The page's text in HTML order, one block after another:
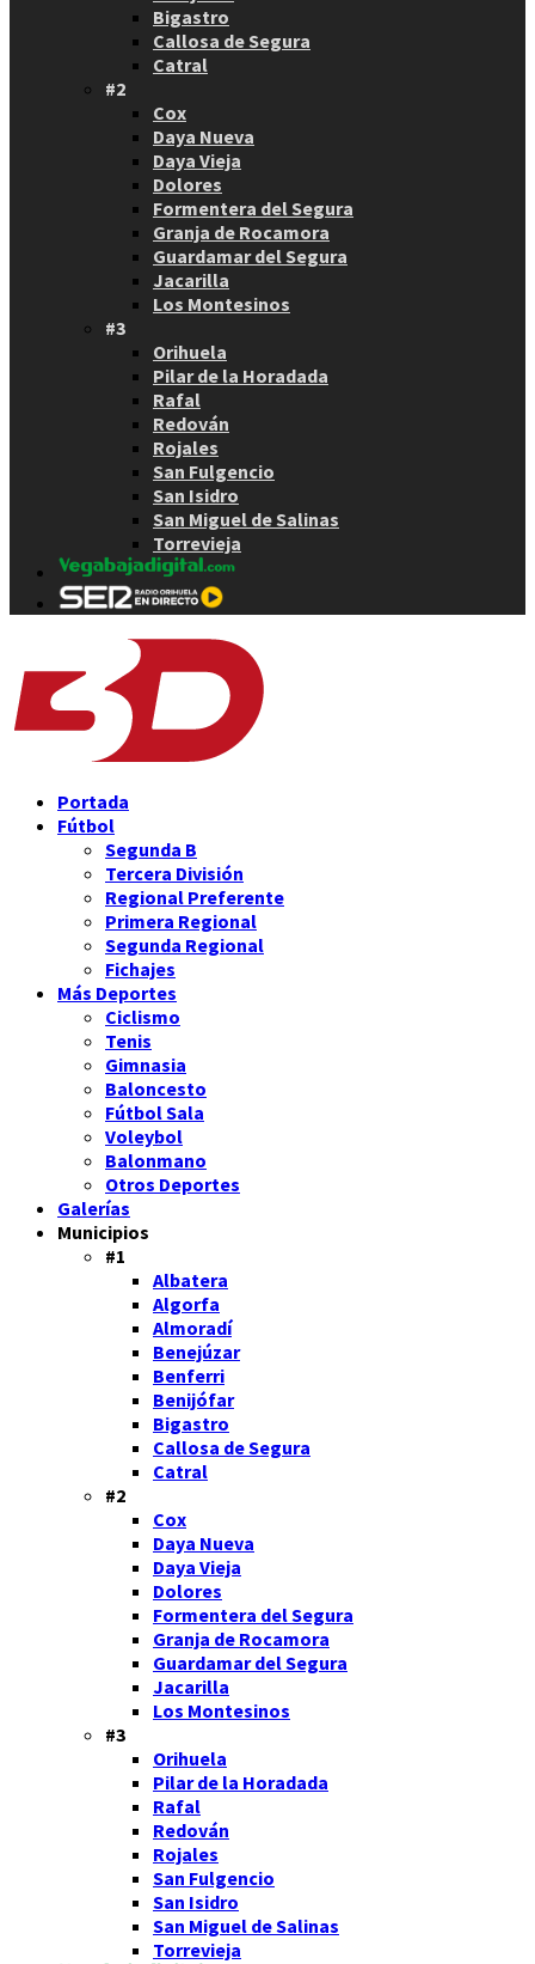
Bigastro
Callosa de Segura
Catral
#2
Cox
Daya Nueva
Daya Vieja
Dolores
Formentera del Segura
Granja de Rocamora
Guardamar del Segura
Jacarilla
Los Montesinos
#3
Orihuela
Pilar de la Horadada
Rafal
Redován
Rojales
San Fulgencio
San Isidro
San Miguel de Salinas
Torrevieja
Portada
Fútbol
Segunda B
Tercera División
Regional Preferente
Primera Regional
Segunda Regional
Fichajes
Más Deportes
Ciclismo
Tenis
Gimnasia
Baloncesto
Fútbol Sala
Voleybol
Balonmano
Otros Deportes
Galerías
Municipios
#1
Albatera
Algorfa
Almoradí
Benejúzar
Benferri
Benijófar
Bigastro
Callosa de Segura
Catral
#2
Cox
Daya Nueva
Daya Vieja
Dolores
Formentera del Segura
Granja de Rocamora
Guardamar del Segura
Jacarilla
Los Montesinos
#3
Orihuela
Pilar de la Horadada
Rafal
Redován
Rojales
San Fulgencio
San Isidro
San Miguel de Salinas
Torrevieja